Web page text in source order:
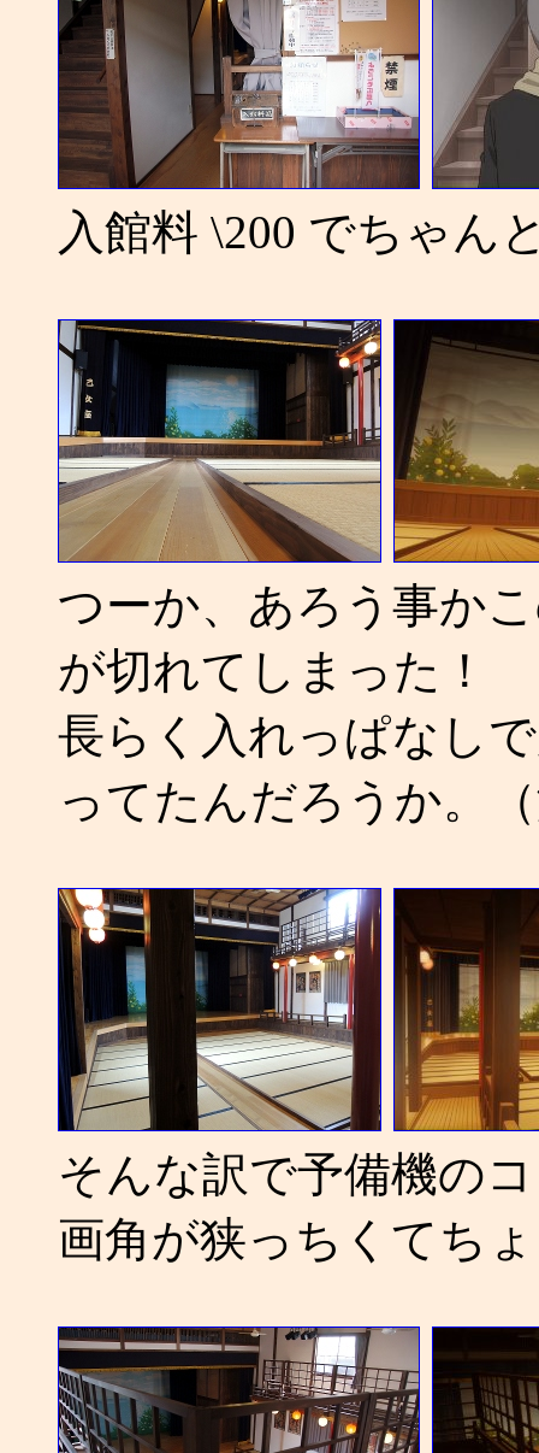
入館料 \200 でちゃん
つーか、あろう事か
が切れてしまった！
長らく入れっぱなし
ってたんだろうか。
そんな訳で予備機の
画角が狭っちくてち